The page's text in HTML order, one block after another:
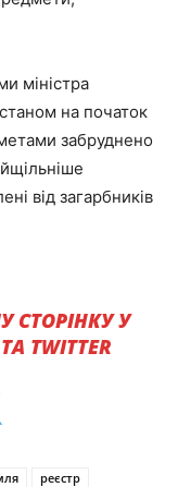
міністра
на початок
забруднено
від загарбників
СТОРІНКУ У
TWITTER
реєстр